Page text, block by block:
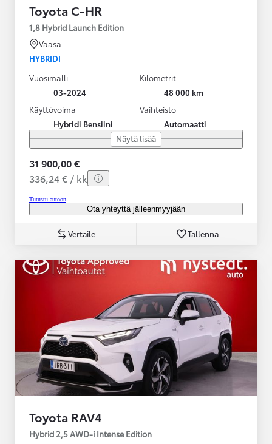
Toyota C-HR
1,8 Hybrid Launch Edition
Vaasa
HYBRIDI
Vuosimalli
03-2024
Kilometrit
48 000 km
Käyttövoima
Hybridi Bensiini
Vaihteisto
Automaatti
Näytä lisää
31 900,00 €
336,24 € / kk
Tutustu autoon
Ota yhteyttä jälleenmyyjään
Vertaile Tallenna
Toyota RAV4
Hybrid 2,5 AWD-i Intense Edition